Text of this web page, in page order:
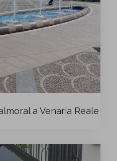
a Venaria Reale